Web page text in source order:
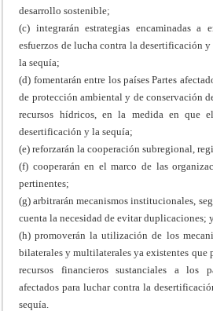
desarrollo sostenible;
(c) integrarán estrategias encaminadas a
esfuerzos de lucha contra la desertificación
la sequía;
(d) fomentarán entre los países Partes
de protección ambiental y de conservación
recursos hídricos, en la medida en que
desertificación y la sequía;
(e) reforzarán la cooperación subregional,
(f) cooperarán en el marco de las
pertinentes;
(g) arbitrarán mecanismos institucionales,
cuenta la necesidad de evitar duplicaciones;
(h) promoverán la utilización de los
bilaterales y multilaterales ya existentes
recursos financieros sustanciales a los
afectados para luchar contra la
sequía.